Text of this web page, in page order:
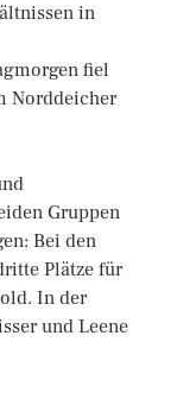
in
fiel
Norddeicher
Gruppen
Bei den
Plätze für
In der
und Leene